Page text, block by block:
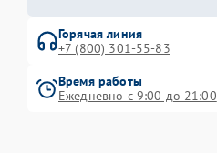
Горячая линия
+7 (800) 301-55-83
Время работы
Ежедневно с 9:00 до 21:00